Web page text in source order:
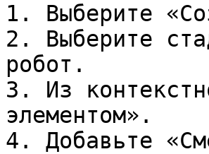
1. Выберите
2. Выберите
робот.
3. Из
элементом».
4. Добавьте